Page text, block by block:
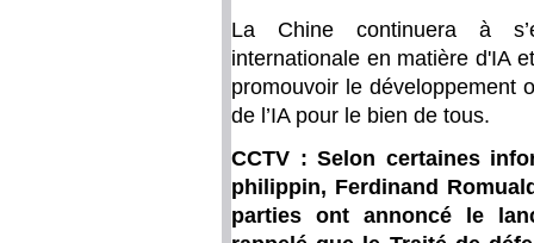
La Chine continuera à
internationale en matière d'IA
promouvoir le développement
de l’IA pour le bien de tous.
CCTV : Selon certaines
philippin, Ferdinand
parties ont annoncé le